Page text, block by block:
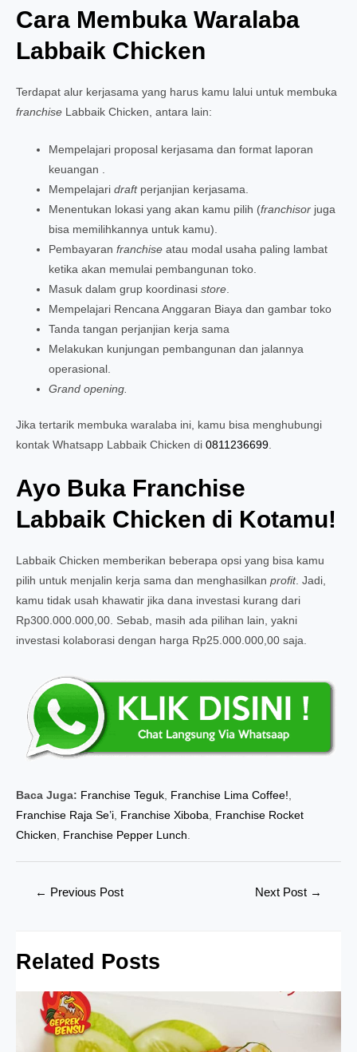
Cara Membuka Waralaba
Labbaik Chicken
Terdapat alur kerjasama yang harus kamu lalui untuk membuka
franchise Labbaik Chicken, antara lain:
Mempelajari proposal kerjasama dan format laporan
keuangan .
Mempelajaridraftperjanjian kerjasama.
Menentukan lokasi yang akan kamu pilih (franchisor juga
bisa memilihkannya untuk kamu).
Pembayaranfranchise atau modal usaha paling lambat
ketika akan memulai pembangunan toko.
Masuk dalam grup koordinasistore
Mempelajari Rencana Anggaran Biaya dan gambar toko
Tanda tangan perjanjian kerja sama
Melakukan kunjungan pembangunan dan jalannya
operasional.
Grand opening.
Jika tertarik membuka waralaba ini, kamu bisa menghubungi
kontak Whatsapp Labbaik Chicken di 0811236699.
Ayo Buka Franchise
Labbaik Chicken di Kotamu!
Labbaik Chicken memberikan beberapa opsi yang bisa kamu
pilih untuk menjalin kerja sama dan menghasilkan profit. Jadi,
kamu tidak usah khawatir jika dana investasi kurang dari
Rp300.000.000,00. Sebab, masih ada pilihan lain, yakni
investasi kolaborasi dengan harga Rp25.000.000,00 saja.
Baca Juga: Franchise Teguk Franchise Lima Coffee!
Franchise Raja Se’i
Franchise Xiboba
Franchise Rocket
Chicken
Franchise Pepper Lunch
← Previous Post Next Post →
Related Posts